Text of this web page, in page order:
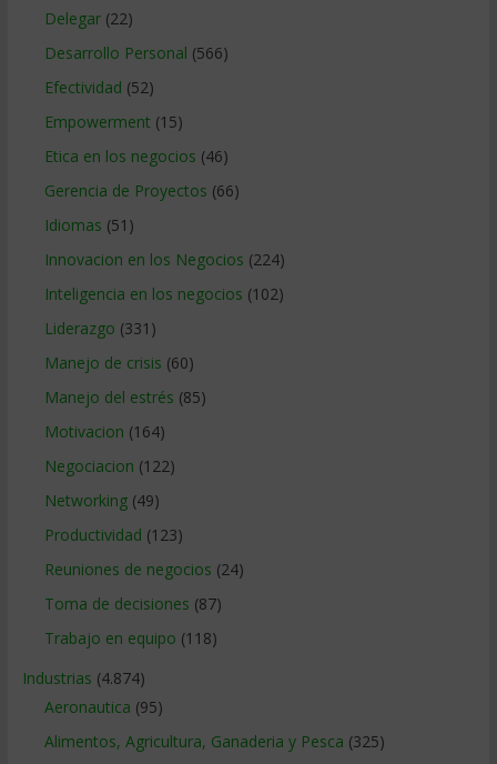
Delegar(22)
Desarrollo Personal (566)
Efectividad (52)
Empowerment (15)
Etica en los negocios (46)
Gerencia de Proyectos (66)
Idiomas (51)
Innovacion en los Negocios (224)
Inteligencia en los negocios (102)
Liderazgo (331)
Manejo de crisis (60)
Manejo del estrés (85)
Motivacion (164)
Negociacion (122)
Networking(49)
Productividad (123)
Reuniones de negocios (24)
Toma de decisiones (87)
Trabajo en equipo (118)
Industrias (4.874)
Aeronautica (95)
Alimentos, Agricultura, Ganaderia y Pesca (325)